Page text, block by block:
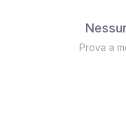
Prova a